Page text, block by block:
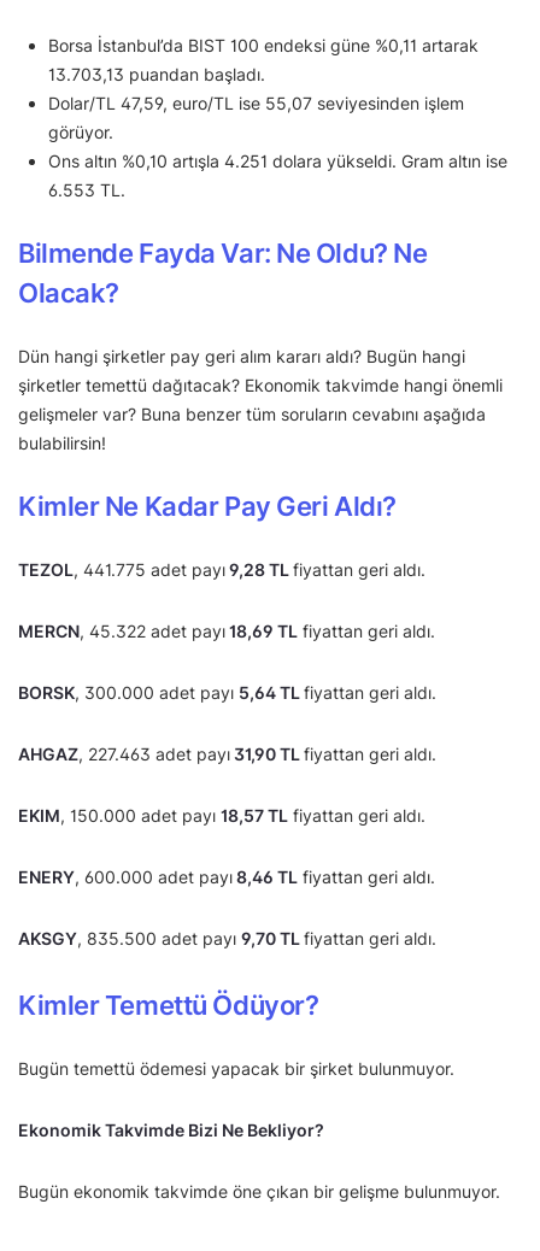
Borsa İstanbul’da BIST 100 endeksi güne %0,11 artarak
13.703,13 puandan başladı.
Dolar/TL 47,59, euro/TL ise 55,07 seviyesinden işlem
görüyor.
Ons altın %0,10 artışla 4.251 dolara yükseldi. Gram altın ise
6.553 TL.
Bilmende Fayda Var: Ne Oldu? Ne
Olacak?
Dün hangi şirketler pay geri alım kararı aldı? Bugün hangi
şirketler temettü dağıtacak? Ekonomik takvimde hangi önemli
gelişmeler var? Buna benzer tüm soruların cevabını aşağıda
bulabilirsin!
Kimler Ne Kadar Pay Geri Aldı?
TEZOL, 441.775 adet payı9,28 TLfiyattan geri aldı.
MERCN, 45.322 adet payı18,69 TL fiyattan geri aldı.
BORSK, 300.000 adet payı 5,64 TLfiyattan geri aldı.
AHGAZ, 227.463 adet payı31,90 TLfiyattan geri aldı.
EKIM, 150.000 adet payı 18,57 TL fiyattan geri aldı.
ENERY, 600.000 adet payı8,46 TL fiyattan geri aldı.
AKSGY, 835.500 adet payı 9,70 TLfiyattan geri aldı.
Kimler Temettü Ödüyor?
Bugün temettü ödemesi yapacak bir şirket bulunmuyor.
Ekonomik Takvimde Bizi Ne Bekliyor?
Bugün ekonomik takvimde öne çıkan bir gelişme bulunmuyor.